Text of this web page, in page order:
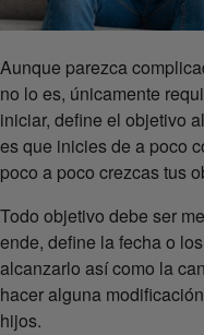
Aunque parezca
no lo es, únicamente
iniciar, define el objetivo
es que inicies de a poco
poco a poco crezcas tus
Todo objetivo debe ser
ende, define la fecha o
alcanzarlo así como la
hacer alguna
hijos.